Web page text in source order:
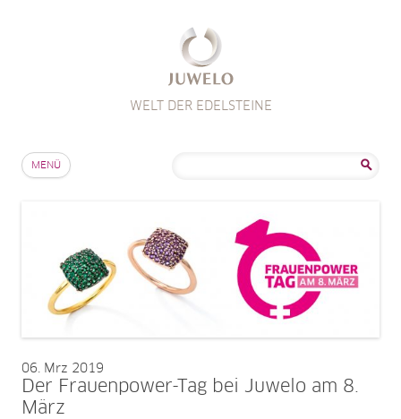
WELT DER EDELSTEINE
MENÜ
06 Mrz 2019
Der Frauenpower-Tag bei Juwelo am 8.
März